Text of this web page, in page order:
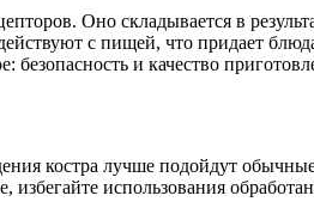
Оно складывается в
с пищей, что придает
безопасность и качество
костра лучше подойдут
избегайте использования